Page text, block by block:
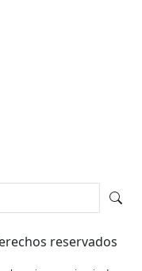
reservados